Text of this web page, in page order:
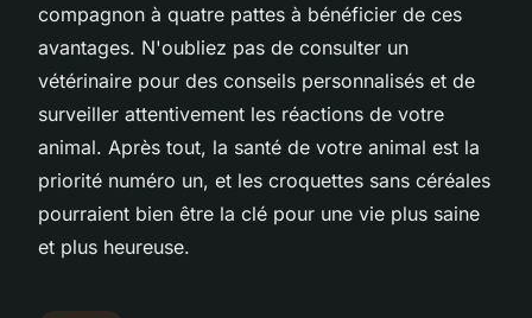
compagnon à quatre pattes à bénéficier de ces
avantages. N'oubliez pas de consulter un
vétérinaire pour des conseils personnalisés et de
surveiller attentivement les réactions de votre
animal. Après tout, la santé de votre animal est la
priorité numéro un, et les croquettes sans céréales
pourraient bien être la clé pour une vie plus saine
et plus heureuse.